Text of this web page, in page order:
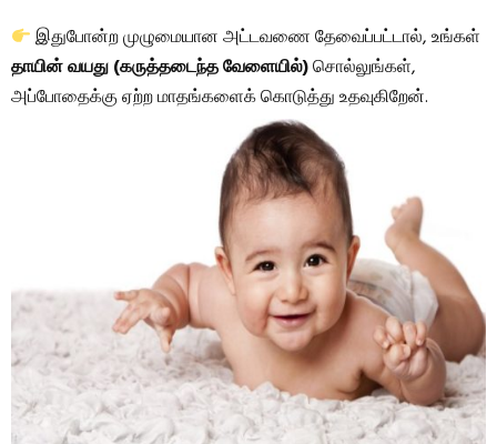
இதுபோன்ற முழுமையான அட்டவணை தேவைப்பட்டால், உங்கள்
தாயின் வயது (கருத்தடைந்த வேளையில்)சொல்லுங்கள்,
அப்போதைக்கு ஏற்ற மாதங்களைக் கொடுத்து உதவுகிறேன்.